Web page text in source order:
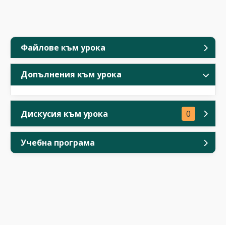
Файлове към урока
Допълнения към урока
Дискусия към урока 0
Учебна програма